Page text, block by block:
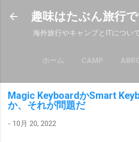
スキップしてメイン コンテ
趣味はたぶん旅行
海外旅行やキャンプとITについて
ホーム CAMP
もっと見る…
Magic KeyboardかSmart
か、それが問題だ
- 10月 20, 2022